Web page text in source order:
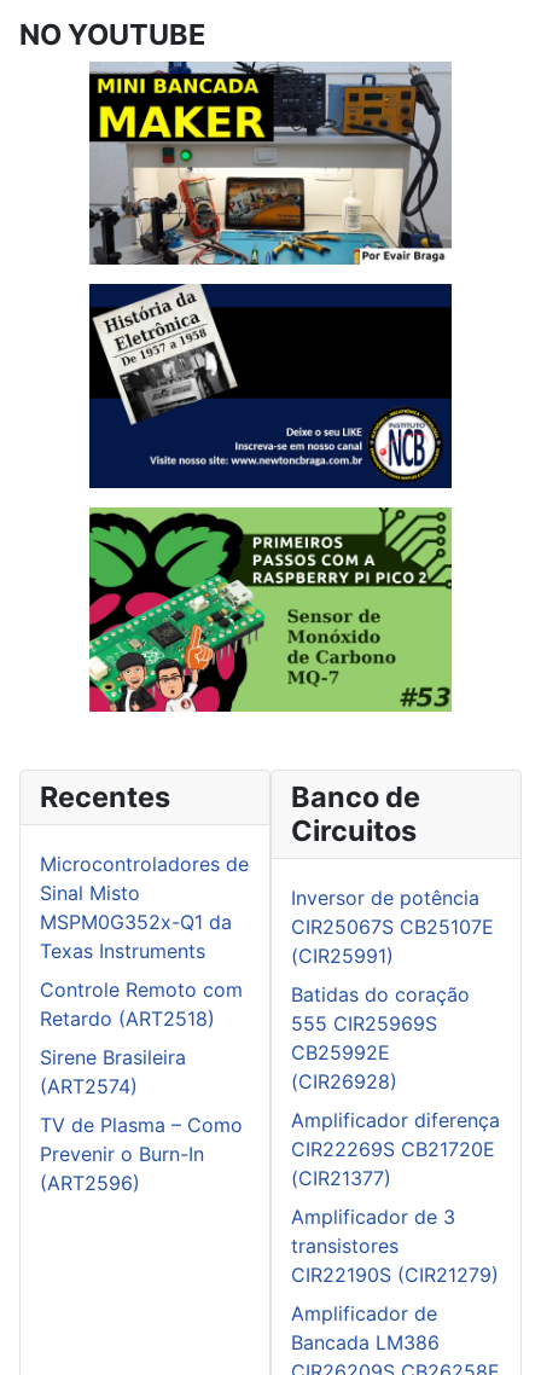
NO YOUTUBE
Recentes
Microcontroladores de
Sinal Misto
MSPM0G352x-Q1 da
Texas Instruments
Controle Remoto com
Retardo (ART2518)
Sirene Brasileira
(ART2574)
TV de Plasma – Como
Prevenir o Burn-In
(ART2596)
Banco de
Circuitos
Inversor de potência
CIR25067S CB25107E
(CIR25991)
Batidas do coração
555 CIR25969S
CB25992E
(CIR26928)
Amplificador diferença
CIR22269S CB21720E
(CIR21377)
Amplificador de 3
transistores
CIR22190S (CIR21279)
Amplificador de
Bancada LM386